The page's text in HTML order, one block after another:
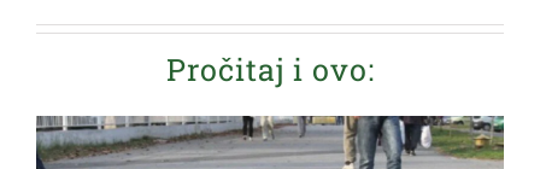
Pročitaj i ovo: